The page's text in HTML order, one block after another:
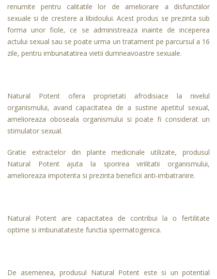
renumite pentru calitatile lor de ameliorare a disfunctiilor
sexuale si de crestere a libidoului. Acest produs se prezinta sub
forma unor fiole, ce se administreaza inainte de inceperea
actului sexual sau se poate urma un tratament pe parcursul a 16
zile, pentru imbunatatirea vietii dumneavoastre sexuale.
Natural Potent ofera proprietati afrodisiace la nivelul
organismului, avand capacitatea de a sustine apetitul sexual,
amelioreaza oboseala organismului si poate fi considerat un
stimulator sexual.
Gratie extractelor din plante medicinale utilizate, produsul
Natural Potent ajuta la sporirea virilitatii organismului,
amelioreaza impotenta si prezinta beneficii anti-imbatranire.
Natural Potent are capacitatea de contribui la o fertilitate
optime si imbunatateste functia spermatogenica.
De asemenea, produsul Natural Potent este si un potential